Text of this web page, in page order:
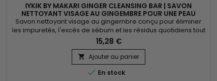
IYKIK BY MAKARI GINGER CLEANSING BAR | SAVON
NETTOYANT VISAGE AU GINGEMBRE POUR UNE PEAU
NETTE ET ÉCLATANTE
Savon nettoyant visage au gingembre conçu pour éliminer
les impuretés, l'excès de sébum et les résidus quotidiens tout
en respectant l'équilibre naturel de la peau. Grâce au
Gingembre, à l'Extrait de Concombre et à l'Extrait d'Épinard,
IYKIK by Makari Ginger Cleansing Bar aide à purifier la peau, à
raviver l'éclat naturel du teint et à procurer une...
15,28 €
 Ajouter au panier
 En stock